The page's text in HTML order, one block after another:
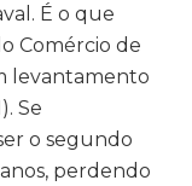
É o que
Comércio de
levantamento
Se
o segundo
perdendo